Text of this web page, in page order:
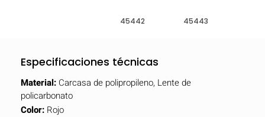
45442 45443
Especificaciones técnicas
Material: Carcasa de polipropileno, Lente de
policarbonato
Color: Rojo